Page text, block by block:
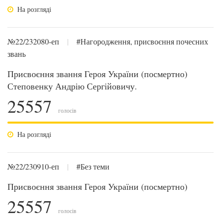
На розгляді
№22/232080-еп |
#Нагородження, присвоєння почесних
звань
Присвоєння звання Героя України (посмертно)
Степовенку Андрію Сергійовичу.
25557 голосів
На розгляді
№22/230910-еп | #Без теми
Присвоєння звання Героя України (посмертно)
25557 голосів